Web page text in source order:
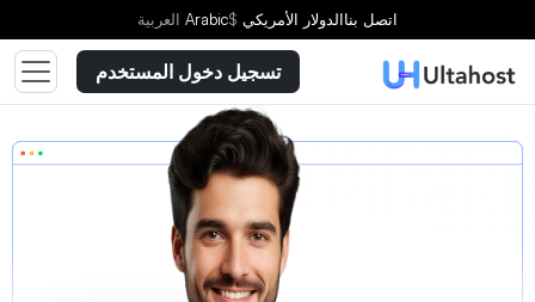
اتصل بناالدولار الأمريكي $
Arabic العربية
تسجيل دخول المستخدم